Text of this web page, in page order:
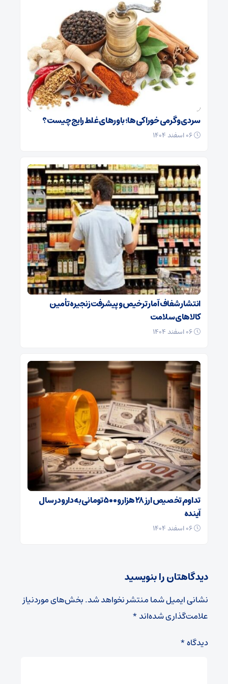
سردی و گرمی خوراکی‌ها؛ باورهای غلط رایج چیست؟
انتشار شفاف آمار ترخیص و پیشرفت زنجیره تأمین
کالاهای سلامت
تداوم تخصیص ارز ۲۸ هزار و ۵۰۰ تومانی به دارو در سال
آینده
دیدگاهتان را بنویسید
نشانی ایمیل شما منتشر نخواهد شد.بخش‌های موردنیاز
علامت‌گذاری شده‌اند*
دیدگاه*